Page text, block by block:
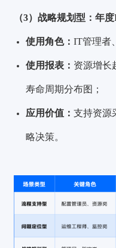
（3）战略规划型：年
使用角色：IT管理者
使用报表： 资源增长
寿命周期分布图；
应用价值：支持资源
略决策。